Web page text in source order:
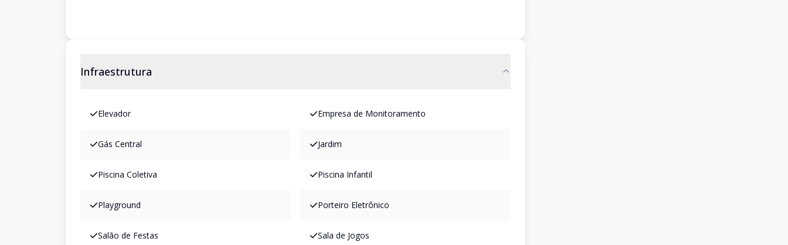
Infraestrutura
Elevador Empresa de Monitoramento
Gás Central Jardim
Piscina Coletiva Piscina Infantil
Playground Porteiro Eletrônico
Salão de Festas Sala de Jogos